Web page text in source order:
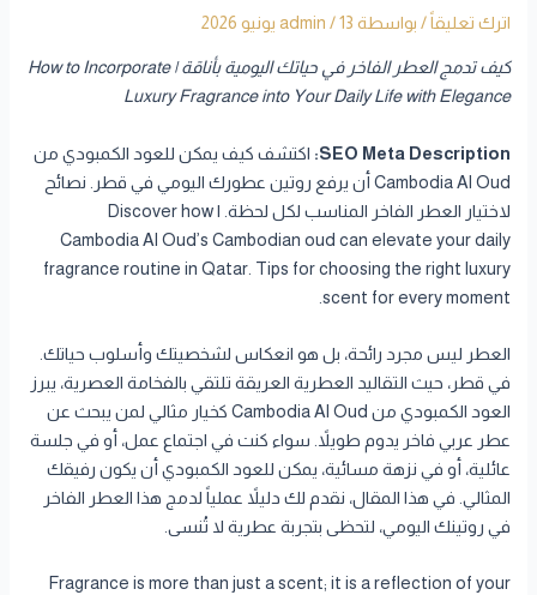
اترك تعليقاً / بواسطة admin /13 يونيو 2026
كيف تدمج العطر الفاخر في حياتك اليومية بأناقة | How to Incorporate
Luxury Fragrance into Your Daily Life with Elegance
SEO Meta Description: اكتشف كيف يمكن للعود الكمبودي من
Cambodia Al Oud أن يرفع روتين عطورك اليومي في قطر. نصائح
لاختيار العطر الفاخر المناسب لكل لحظة. | Discover how
Cambodia Al Oud’s Cambodian oud can elevate your daily
fragrance routine in Qatar. Tips for choosing the right luxury
scent for every moment.
العطر ليس مجرد رائحة، بل هو انعكاس لشخصيتك وأسلوب حياتك.
في قطر، حيث التقاليد العطرية العريقة تلتقي بالفخامة العصرية، يبرز
العود الكمبودي من Cambodia Al Oud كخيار مثالي لمن يبحث عن
عطر عربي فاخر يدوم طويلاً. سواء كنت في اجتماع عمل، أو في جلسة
عائلية، أو في نزهة مسائية، يمكن للعود الكمبودي أن يكون رفيقك
المثالي. في هذا المقال، نقدم لك دليلاً عملياً لدمج هذا العطر الفاخر
في روتينك اليومي، لتحظى بتجربة عطرية لا تُنسى.
Fragrance is more than just a scent; it is a reflection of your